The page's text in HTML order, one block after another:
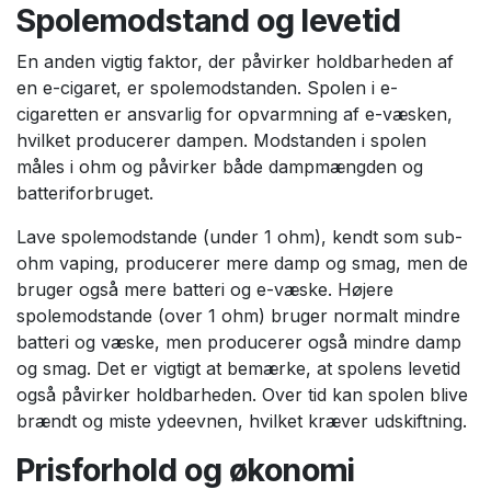
Spolemodstand og levetid
En anden vigtig faktor, der påvirker holdbarheden af
en e-cigaret, er spolemodstanden. Spolen i e-
cigaretten er ansvarlig for opvarmning af e-væsken,
hvilket producerer dampen. Modstanden i spolen
måles i ohm og påvirker både dampmængden og
batteriforbruget.
Lave spolemodstande (under 1 ohm), kendt som sub-
ohm vaping, producerer mere damp og smag, men de
bruger også mere batteri og e-væske. Højere
spolemodstande (over 1 ohm) bruger normalt mindre
batteri og væske, men producerer også mindre damp
og smag. Det er vigtigt at bemærke, at spolens levetid
også påvirker holdbarheden. Over tid kan spolen blive
brændt og miste ydeevnen, hvilket kræver udskiftning.
Prisforhold og økonomi